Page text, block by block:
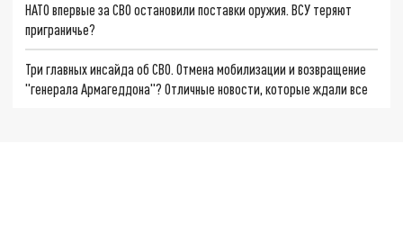
НАТО впервые за СВО остановили поставки оружия. ВСУ теряют
приграничье?
Три главных инсайда об СВО. Отмена мобилизации и возвращение
"генерала Армагеддона"? Отличные новости, которые ждали все